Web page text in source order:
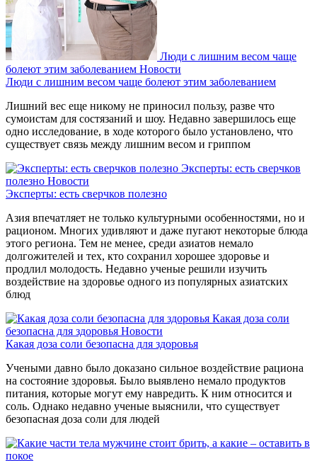
Люди с лишним весом чаще
болеют этим заболеванием Новости
Люди с лишним весом чаще болеют этим заболеванием
Лишний вес еще никому не приносил пользу, разве что
сумоистам для состязаний и шоу. Недавно завершилось еще
одно исследование, в ходе которого было установлено, что
существует связь между лишним весом и гриппом
Эксперты: есть сверчков
полезно Новости
Эксперты: есть сверчков полезно
Азия впечатляет не только культурными особенностями, но и
рационом. Многих удивляют и даже пугают некоторые блюда
этого региона. Тем не менее, среди азиатов немало
долгожителей и тех, кто сохранил хорошее здоровье и
продлил молодость. Недавно ученые решили изучить
воздействие на здоровье одного из популярных азиатских
блюд
Какая доза соли
безопасна для здоровья Новости
Какая доза соли безопасна для здоровья
Учеными давно было доказано сильное воздействие рациона
на состояние здоровья. Было выявлено немало продуктов
питания, которые могут ему навредить. К ним относится и
соль. Однако недавно ученые выяснили, что существует
безопасная доза соли для людей